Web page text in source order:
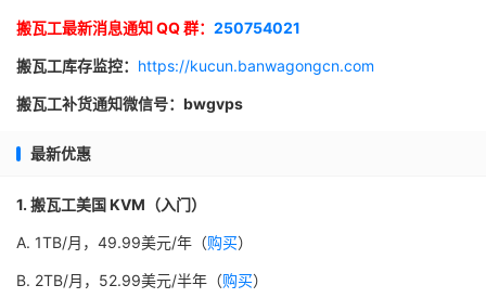
搬瓦工最新消息通知 QQ 群： 250754021
搬瓦工库存监控： https://kucun.banwagongcn.com
搬瓦工补货通知微信号：bwgvps
最新优惠
1. 搬瓦工美国 KVM（入门）
A. 1TB/月，49.99美元/年（购买）
B. 2TB/月，52.99美元/半年（购买）